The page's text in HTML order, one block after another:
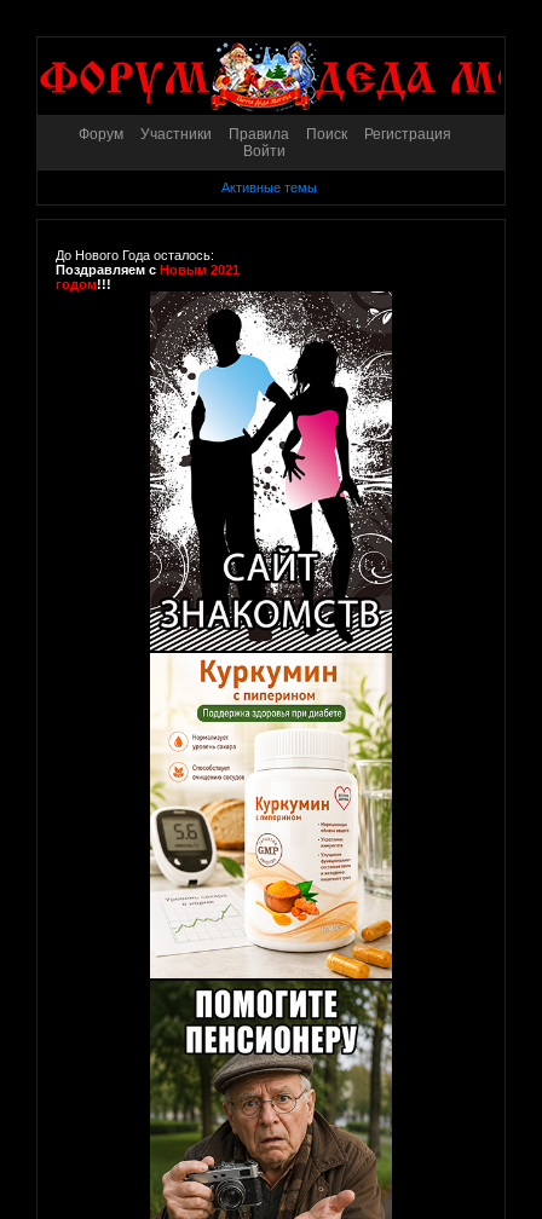
Форум Участники Правила Поиск
Регистрация
Войти
Активные темы
До Нового Года осталось:
Поздравляем с Новым 2021
годом!!!